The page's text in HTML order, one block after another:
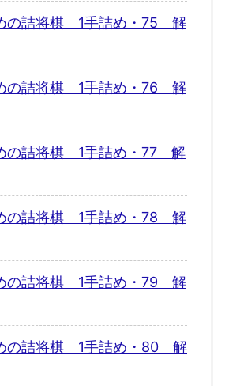
の詰将棋 1手詰め・75 解
の詰将棋 1手詰め・76 解
の詰将棋 1手詰め・77 解
の詰将棋 1手詰め・78 解
の詰将棋 1手詰め・79 解
の詰将棋 1手詰め・80 解